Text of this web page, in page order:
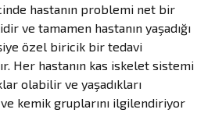
hastanın problemi net bir
ve tamamen hastanın yaşadığı
özel biricik bir tedavi
Her hastanın kas iskelet sistemi
olabilir ve yaşadıkları
kemik gruplarını ilgilendiriyor